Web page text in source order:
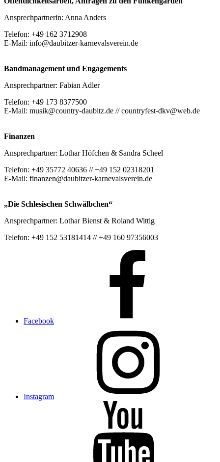
Ansprechpartnerin: Anna Anders
Telefon: +49 162 3712908
E-Mail: info@daubitzer-karnevalsverein.de
Bandmanagement und Engagements
Ansprechpartner: Fabian Adler
Telefon: +49 173 8377500
E-Mail: musik@country-daubitz.de // countryfest-dkv@web.de
Finanzen
Ansprechpartner: Lothar Höfchen & Sandra Scheel
Telefon: +49 35772 40636 // +49 152 02318201
E-Mail: finanzen@daubitzer-karnevalsverein.de
„Die Schlesischen Schwälbchen“
Ansprechpartner: Lothar Bienst & Roland Wittig
Telefon: +49 152 53181414 // +49 160 97356003
Facebook
Instagram